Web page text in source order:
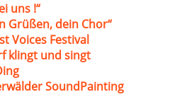
uns !“
Grüßen, dein Chor“
Voices Festival
klingt und singt
SoundPainting